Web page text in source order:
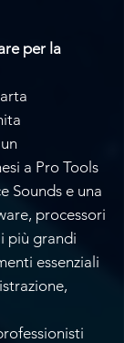
per la
a Pro Tools
Sounds e una
processori
più grandi
essenziali